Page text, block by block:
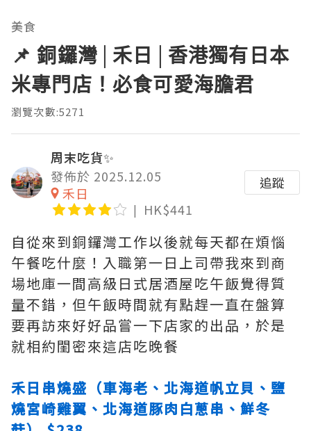
美食
📌 銅鑼灣│禾日│香港獨有日本
米專門店！必食可愛海膽君
瀏覽次數:5271
周末吃貨✨
發佈於 2025.12.05
禾日
HK$441
追蹤
自從來到銅鑼灣工作以後就每天都在煩惱
午餐吃什麼！入職第一日上司帶我來到商
場地庫一間高級日式居酒屋吃午飯覺得質
量不錯，但午飯時間就有點趕一直在盤算
要再訪來好好品嘗一下店家的出品，於是
就相約閨密來這店吃晚餐
禾日串燒盛（車海老、北海道帆立貝、鹽
燒宮崎雞翼、北海道豚肉白蔥串、鮮冬